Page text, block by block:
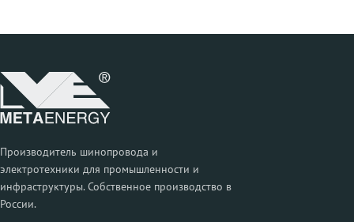
Производитель шинопровода и
электротехники для промышленности и
инфраструктуры. Собственное производство в
России.